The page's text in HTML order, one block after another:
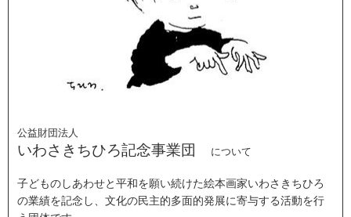
公益財団法人
いわさきちひろ記念事業団 について
子どものしあわせと平和を願い続けた絵本画家いわさきちひろ
の業績を記念し、文化の民主的多面的発展に寄与する活動を行